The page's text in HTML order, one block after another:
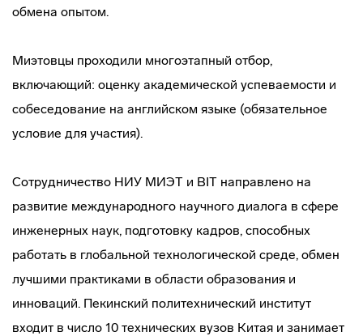
обмена опытом.
Миэтовцы проходили многоэтапный отбор,
включающий: оценку академической успеваемости и
собеседование на английском языке (обязательное
условие для участия).
Сотрудничество НИУ МИЭТ и BIT направлено на
развитие международного научного диалога в сфере
инженерных наук, подготовку кадров, способных
работать в глобальной технологической среде, обмен
лучшими практиками в области образования и
инноваций. Пекинский политехнический институт
входит в число 10 технических вузов Китая и занимает